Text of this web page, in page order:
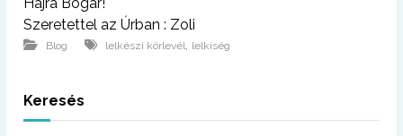
Szeretettel az Úrban : Zoli
Blog lelkészi körlevél lelkiség
Keresés